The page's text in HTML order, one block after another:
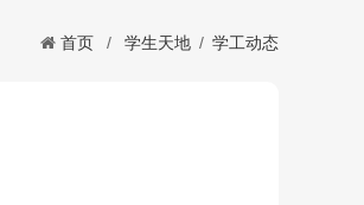
首页 / 学生天地 / 学工动态